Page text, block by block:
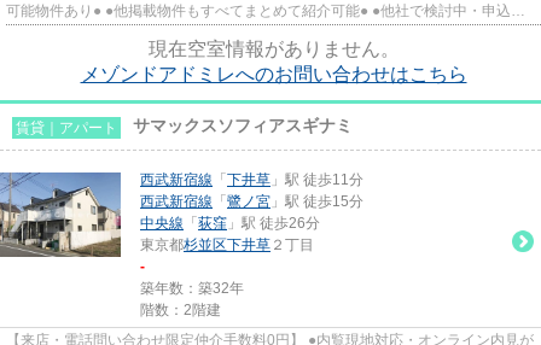
可能物件あり● ●他掲載物件もすべてまとめて紹介可能● ●他社で検討中・申込み
現在空室情報がありません。
メゾンドアドミレへのお問い合わせはこちら
賃貸｜アパート サマックスソフィアスギナミ
西武新宿線 「 下井草 」駅 徒歩11分
西武新宿線 「 鷺ノ宮 」駅 徒歩15分
中央線 「 荻窪 」駅 徒歩26分
東京都杉並区下井草 ２丁目
-
築年数：築32年
階数：2階建
【来店・電話問い合わせ限定仲介手数料0円】 ●内覧現地対応・オンライン内見が